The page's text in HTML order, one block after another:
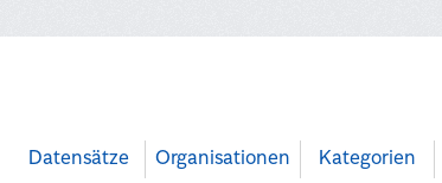
Datensätze Organisationen Kategorien